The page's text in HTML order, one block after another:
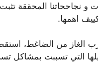
و نجاححاتنا المحققة
اهمها.
الغاز من الضاغط،
التي تسببت بمشاكل